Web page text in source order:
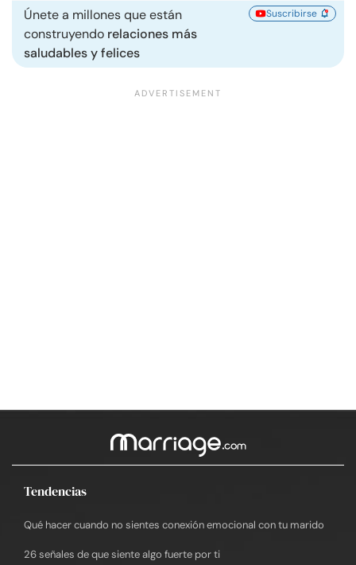
Únete a millones que están
construyendo relaciones más
saludables y felices
Suscribirse
Tendencias
Qué hacer cuando no sientes conexión emocional con tu marido
26 señales de que siente algo fuerte por ti